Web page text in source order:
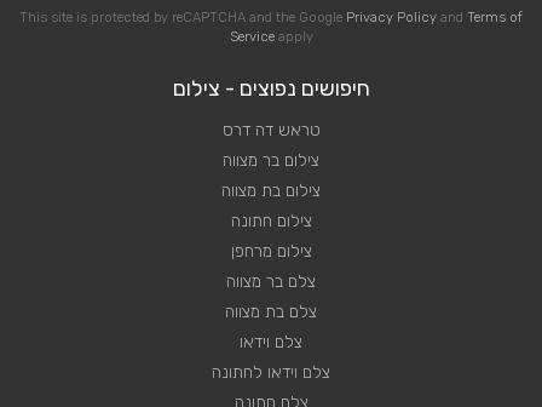
This site is protected by reCAPTCHA and the Google Privacy Policy and Terms of
Serviceapply
חיפושים נפוצים - צילום
טראש דה דרס
צילום בר מצווה
צילום בת מצווה
צילום חתונה
צילום מרחפן
צלם בר מצווה
צלם בת מצווה
צלם וידאו
צלם וידאו לחתונה
צלם חתונה